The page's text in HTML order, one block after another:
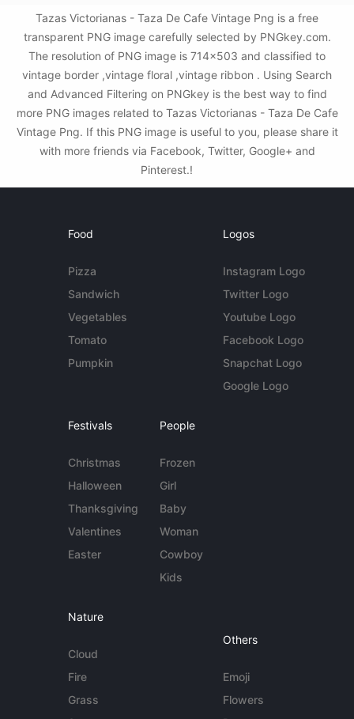
Tazas Victorianas - Taza De Cafe Vintage Png is a free
transparent PNG image carefully selected by PNGkey.com.
The resolution of PNG image is 714x503 and classified to
vintage border ,vintage floral ,vintage ribbon . Using Search
and Advanced Filtering on PNGkey is the best way to find
more PNG images related to Tazas Victorianas - Taza De Cafe
Vintage Png. If this PNG image is useful to you, please share it
with more friends via Facebook, Twitter, Google+ and
Pinterest.!
Food
Pizza
Sandwich
Vegetables
Tomato
Pumpkin
Logos
Instagram Logo
Twitter Logo
Youtube Logo
Facebook Logo
Snapchat Logo
Google Logo
Festivals
Christmas
Halloween
Thanksgiving
Valentines
Easter
People
Frozen
Girl
Baby
Woman
Cowboy
Kids
Nature
Cloud
Fire
Grass
Others
Emoji
Flowers